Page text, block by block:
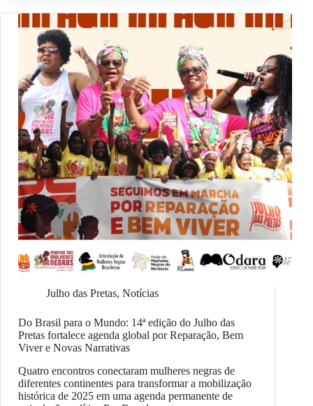
Julho das Pretas, Notícias
Do Brasil para o Mundo: 14ª edição do Julho das
Pretas fortalece agenda global por Reparação, Bem
Viver e Novas Narrativas
Quatro encontros conectaram mulheres negras de
diferentes continentes para transformar a mobilização
histórica de 2025 em uma agenda permanente de